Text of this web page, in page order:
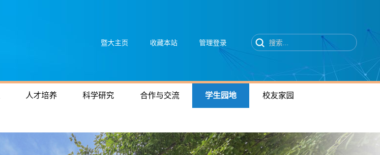
暨大主页 收藏本站 管理登录
人才培养 科学研究 合作与交流 学生园地 校友家园